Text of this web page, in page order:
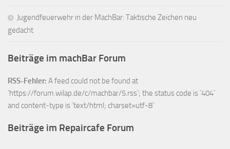
Jugendfeuerwehr in der MachBar: Taktische Zeichen neu
gedacht
Beiträge im machBar Forum
RSS-Fehler: A feed could not be found at
`https://forum.wilap.de/c/machbar/5.rss`; the status code is `404`
and content-type is `text/html; charset=utf-8`
Beiträge im Repaircafe Forum